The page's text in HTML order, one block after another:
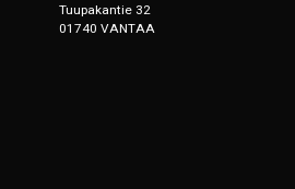
Tuupakantie 32
01740 VANTAA